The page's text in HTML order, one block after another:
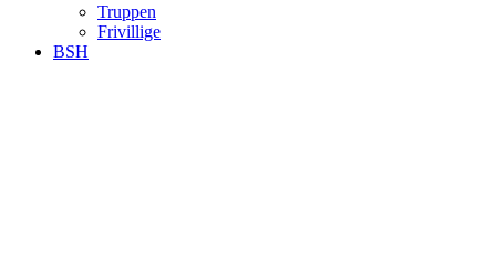
Truppen
Frivillige
BSH